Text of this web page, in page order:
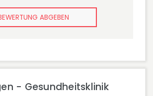
ABGEBEN
- Gesundheitsklinik